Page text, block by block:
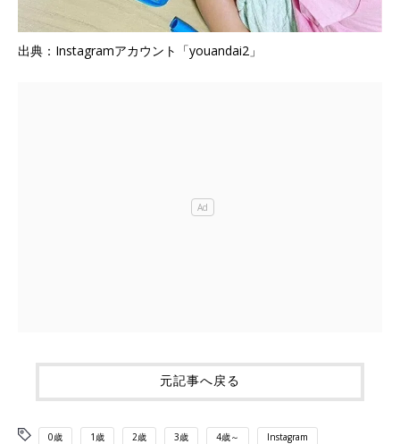
出典：Instagramアカウント「youandai2」
元記事へ戻る
0歳 1歳 2歳 3歳 4歳～ Instagram